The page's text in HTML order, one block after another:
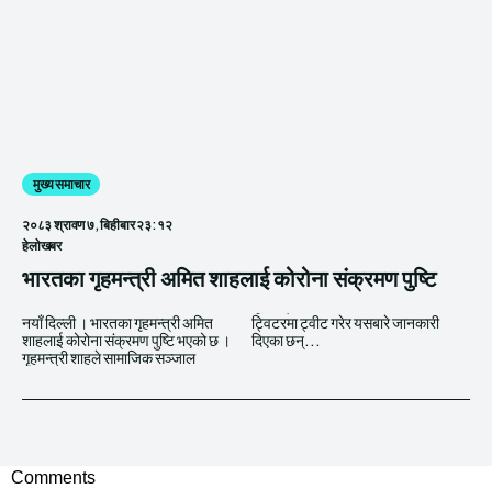
मुख्य समाचार
२०८३ श्रावण ७, बिहीबार २३:१२
हेलाेखबर
भारतका गृहमन्त्री अमित शाहलाई कोरोना संक्रमण पुष्टि
नयाँ दिल्ली । भारतका गृहमन्त्री अमित
शाहलाई कोरोना संक्रमण पुष्टि भएको छ ।
गृहमन्त्री शाहले सामाजिक सञ्जाल
ट्विटरमा ट्वीट गरेर यसबारे जानकारी
दिएका छन्...
Comments